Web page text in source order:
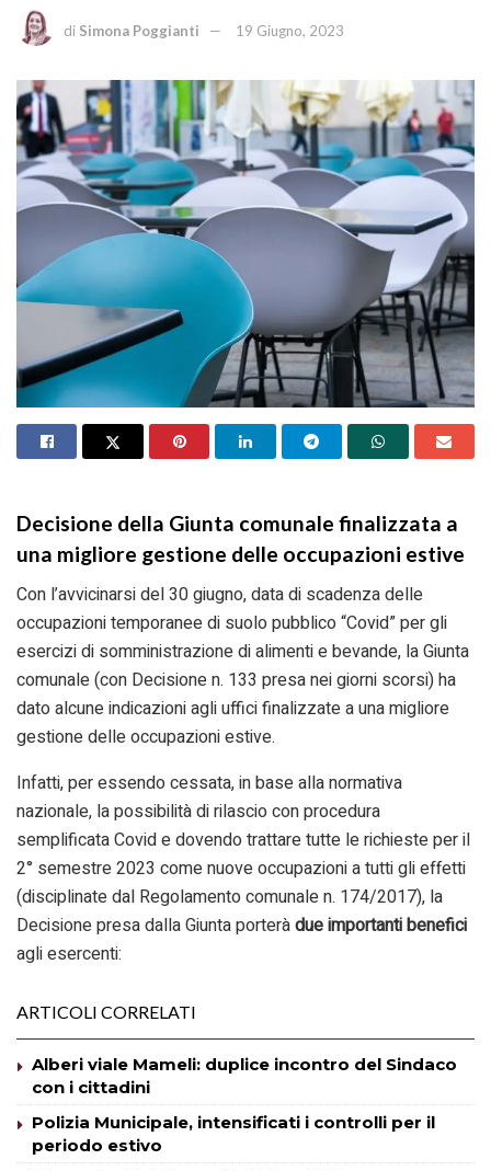
di Simona Poggianti 19 Giugno, 2023
Decisione della Giunta comunale finalizzata a
una migliore gestione delle occupazioni estive
Con l’avvicinarsi del 30 giugno, data di scadenza delle
occupazioni temporanee di suolo pubblico “Covid” per gli
esercizi di somministrazione di alimenti e bevande, la Giunta
comunale (con Decisione n. 133 presa nei giorni scorsi) ha
dato alcune indicazioni agli uffici finalizzate a una migliore
gestione delle occupazioni estive.
Infatti, per essendo cessata, in base alla normativa
nazionale, la possibilità di rilascio con procedura
semplificata Covid e dovendo trattare tutte le richieste per il
2° semestre 2023 come nuove occupazioni a tutti gli effetti
(disciplinate dal Regolamento comunale n. 174/2017), la
Decisione presa dalla Giunta porteràdueimportantibenefici
agli esercenti:
ARTICOLI CORRELATI
Alberi viale Mameli: duplice incontro del Sindaco
con i cittadini
Polizia Municipale, intensificati i controlli per il
periodo estivo